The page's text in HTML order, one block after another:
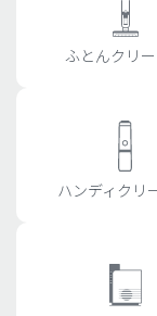
ふとんクリ
ハンディクリ